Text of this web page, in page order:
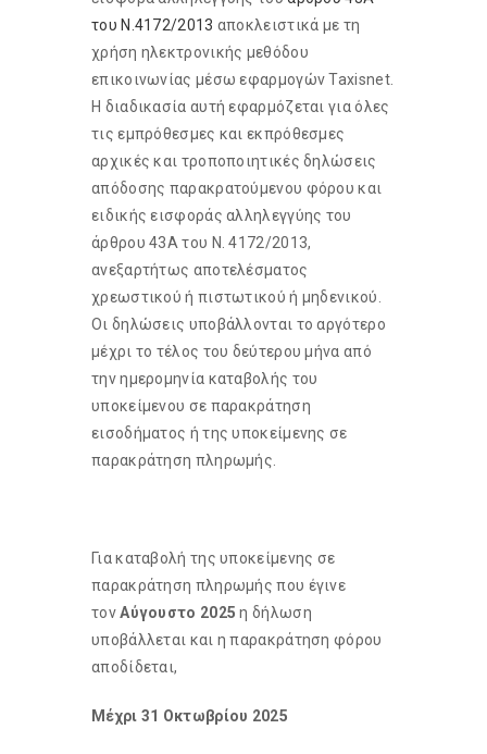
του Ν.4172/2013 αποκλειστικά με τη
χρήση ηλεκτρονικής μεθόδου
επικοινωνίας μέσω εφαρμογών Taxisnet.
Η διαδικασία αυτή εφαρμόζεται για όλες
τις εμπρόθεσμες και εκπρόθεσμες
αρχικές και τροποποιητικές δηλώσεις
απόδοσης παρακρατούμενου φόρου και
ειδικής εισφοράς αλληλεγγύης του
άρθρου 43Α του Ν. 4172/2013,
ανεξαρτήτως αποτελέσματος
χρεωστικού ή πιστωτικού ή μηδενικού.
Οι δηλώσεις υποβάλλονται το αργότερο
μέχρι το τέλος του δεύτερου μήνα από
την ημερομηνία καταβολής του
υποκείμενου σε παρακράτηση
εισοδήματος ή της υποκείμενης σε
παρακράτηση πληρωμής.
Για καταβολή της υποκείμενης σε
παρακράτηση πληρωμής που έγινε
τονΑύγουστο 2025 η δήλωση
υποβάλλεται και η παρακράτηση φόρου
αποδίδεται,
Μέχρι 31 Οκτωβρίου 2025